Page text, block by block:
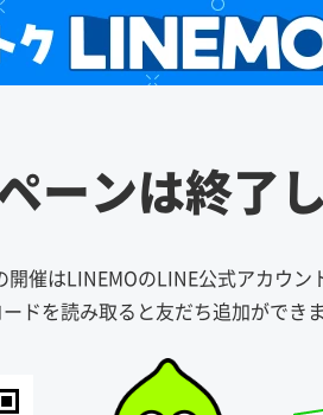
ーンは終了
催はLINEMOのLINE公式アカウン
ードを読み取ると友だち追加ができ